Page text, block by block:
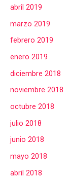
abril 2019
marzo 2019
febrero 2019
enero 2019
diciembre 2018
noviembre 2018
octubre 2018
julio 2018
junio 2018
mayo 2018
abril 2018